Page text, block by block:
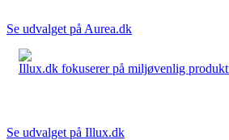
Se udvalget på Aurea.dk
Illux.dk fokuserer på miljøvenlig
Se udvalget på Illux.dk